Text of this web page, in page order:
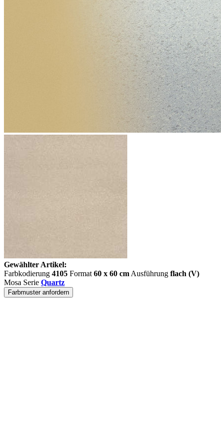
Gewählter Artikel:
Farbkodierung 4105 Format 60 x 60 cm Ausführung flach (V)
Mosa Serie Quartz
Farbmuster anfordern